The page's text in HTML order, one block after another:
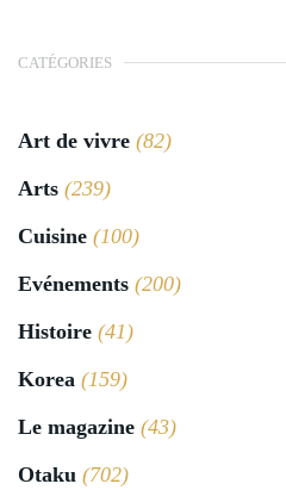
CATÉGORIES
Art de vivre (82)
Arts (239)
Cuisine (100)
Evénements (200)
Histoire (41)
Korea (159)
Le magazine (43)
Otaku (702)